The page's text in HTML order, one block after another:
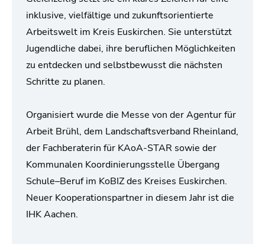
inklusive, vielfältige und zukunftsorientierte
Arbeitswelt im Kreis Euskirchen. Sie unterstützt
Jugendliche dabei, ihre beruflichen Möglichkeiten
zu entdecken und selbstbewusst die nächsten
Schritte zu planen.
Organisiert wurde die Messe von der Agentur für
Arbeit Brühl, dem Landschaftsverband Rheinland,
der Fachberaterin für KAoA-STAR sowie der
Kommunalen Koordinierungsstelle Übergang
Schule–Beruf im KoBIZ des Kreises Euskirchen.
Neuer Kooperationspartner in diesem Jahr ist die
IHK Aachen.